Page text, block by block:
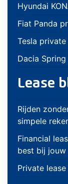
Hyundai
Fiat Panda
Tesla private
Dacia
Lease
Rijden
simpele
Financial
best bij jouw
Private